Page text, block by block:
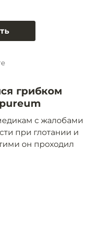
грибком
с жалобами
при глотании и
он проходил